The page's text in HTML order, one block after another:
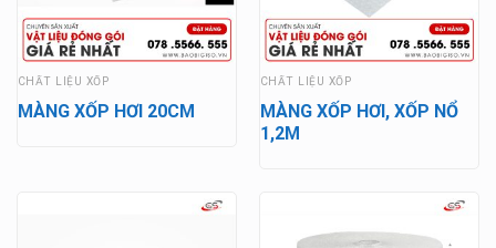
CHẤT LIỆU XỐP
MÀNG XỐP HƠI 20CM
CHẤT LIỆU XỐP
MÀNG XỐP HƠI, XỐP NỔ
1,2M